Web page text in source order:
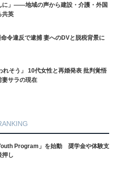
に」――地域の声から建設・介護・外国
共英
妻へのDVと脱税背景に
婚発表 批判覚悟
妻サラの現在
Program」を始動 奨学金や体験支
押し